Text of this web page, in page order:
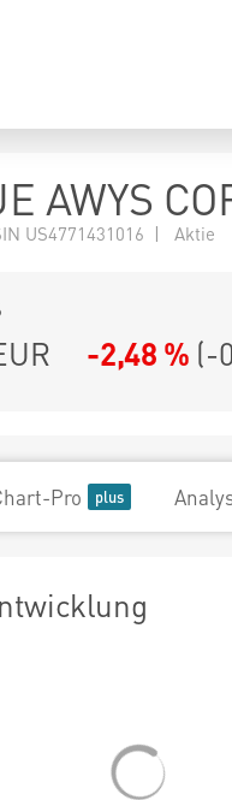
AWYS
US4771431016 | Aktie
-2,48 % (-
Pro